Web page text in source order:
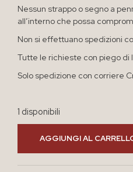
Nessun strappo o segno a
all’interno che possa
Non si effettuano spedizioni
Tutte le richieste con piego di
Solo spedizione con corriere
1 disponibili
AGGIUNGI AL